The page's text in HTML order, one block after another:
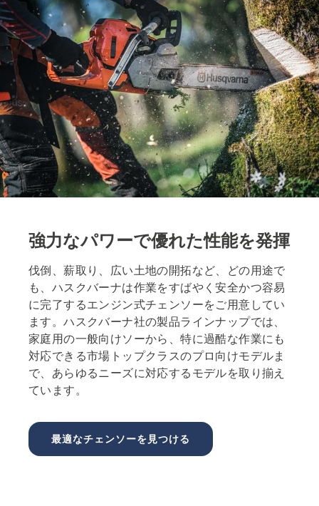
強力なパワーで優れた性能を発揮
伐倒、薪取り、広い土地の開拓など、どの用途で
も、ハスクバーナは作業をすばやく安全かつ容易
に完了するエンジン式チェンソーをご用意してい
ます。ハスクバーナ社の製品ラインナップでは、
家庭用の一般向けソーから、特に過酷な作業にも
対応できる市場トップクラスのプロ向けモデルま
で、あらゆるニーズに対応するモデルを取り揃え
ています。
最適なチェンソーを見つける